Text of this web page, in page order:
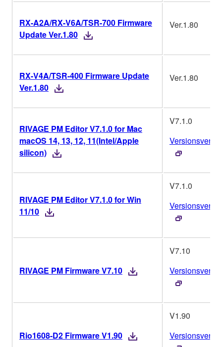
RX-A2A/RX-V6A/TSR-700 Firmware
Update Ver.1.80
Ver.1.80
RX-V4A/TSR-400 Firmware Update
Ver.1.80
Ver.1.80
RIVAGE PM Editor V7.1.0 for Mac
macOS 14, 13, 12, 11(Intel/Apple
silicon)
V7.1.0
RIVAGE PM Editor V7.1.0 for Win
11/10
V7.1.0
RIVAGE PM Firmware V7.10
V7.10
Rio1608-D2 Firmware V1.90
V1.90